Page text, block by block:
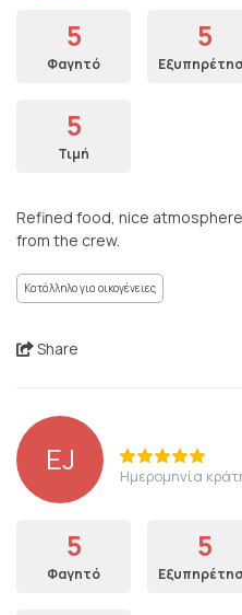
5
Φαγητό
5
5
Τιμή
Refined food, nice
from the crew.
Κατάλληλο για οικογένειες
Share
EJ Ημερομηνία
5
Φαγητό
5